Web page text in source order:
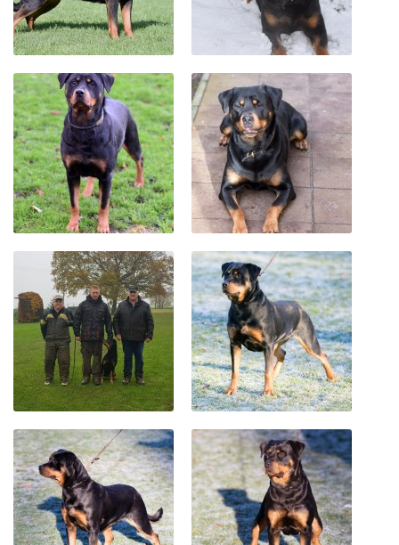
Holsteiners
Introductie
Merries
Hengsten
Geschiedenis
Borette-TW
Corette-TW
Cadet-TW
Colonel-TW
Dorette-TW
Luitenant-TW
Hadierette-TW
Qubie BD
Vierette BD
Links
Rottweilers
Paarden
Dierenartsen